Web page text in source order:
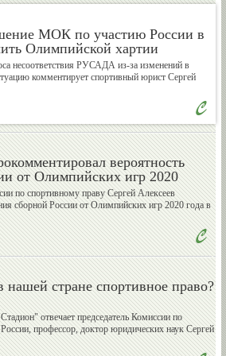
Валерий
Сычев
Владимир
Спичков
Александр
Бармин
Александр
Катушев
Андрей
Кислов
Василий
Сенаторов
Михаил
Мамиашвили
Евгений
Малков
МОК по участию России в
Олимпийской хартии
несоответствия РУСАДА из-за изменений в
комментирует спортивный юрист Сергей
вероятность
от Олимпийских игр 2020
по спортивному праву Сергей Алексеев
сборной России от Олимпийских игр 2020 года в
нашей стране спортивное право?
отвечает председатель Комиссии по
профессор, доктор юридических наук Сергей